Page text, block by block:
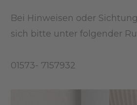
Bei Hinweisen oder
sich bitte unter folgender
01573- 7157932